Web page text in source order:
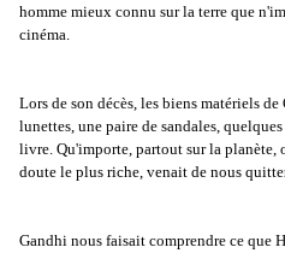
homme mieux connu sur la terre que
cinéma.
Lors de son décès, les biens matériels
lunettes, une paire de sandales,
livre. Qu'importe, partout sur la planète,
doute le plus riche, venait de nous
Gandhi nous faisait comprendre ce que